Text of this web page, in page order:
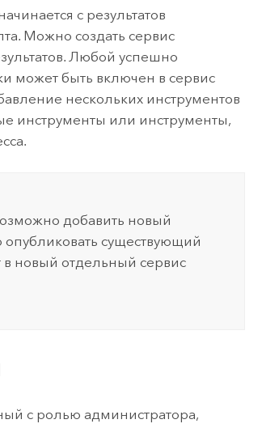
с результатов
Можно создать сервис
Любой успешно
может быть включен в сервис
нескольких инструментов
инструменты или инструменты,
добавить новый
существующий
новый отдельный сервис
с ролью администратора,